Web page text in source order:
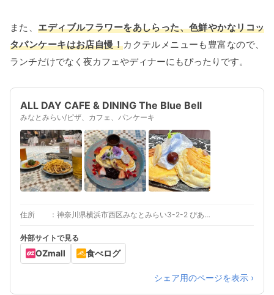
また、エディブルフラワーをあしらった、色鮮やかなリコッ
タパンケーキはお店自慢！カクテルメニューも豊富なので、
ランチだけでなく夜カフェやディナーにもぴったりです。
ALL DAY CAFE & DINING The Blue Bell
みなとみらい/ピザ、カフェ、パンケーキ
住所 神奈川県横浜市西区みなとみらい3-2-2 ぴあアリーナMM 2F
外部サイトで見る
OZmall 食べログ
シェア用のページを表示 ›